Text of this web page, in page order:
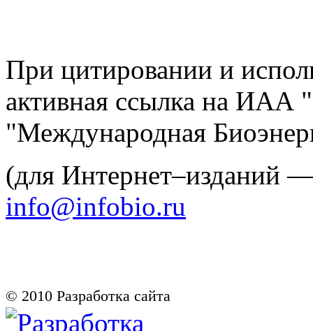
При цитировании и
активная ссылка на
"Международная
(для Интернет–изданий
info@infobio.ru
© 2010 Разработка сайта